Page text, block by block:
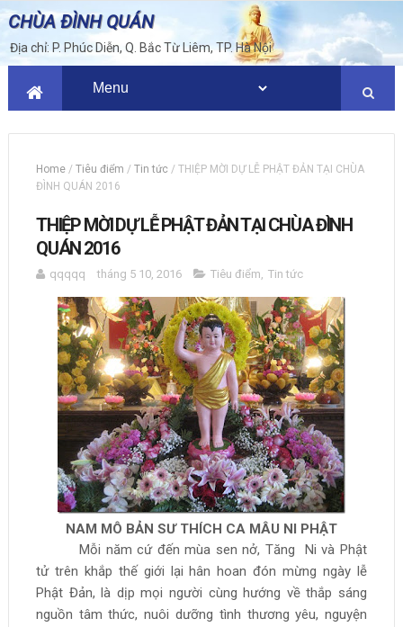
CHÙA ĐÌNH QUÁN
Địa chỉ: P. Phúc Diễn, Q. Bắc Từ Liêm, TP. Hà Nội
Home / Tiêu điểm / Tin tức / THIỆP MỜI DỰ LỄ PHẬT ĐẢN TẠI CHÙA
ĐÌNH QUÁN 2016
THIỆP MỜI DỰ LỄ PHẬT ĐẢN TẠI CHÙA ĐÌNH
QUÁN 2016
qqqqq tháng 5 10, 2016 Tiêu điểm, Tin tức
NAM MÔ BẢN SƯ THÍCH CA MÂU NI PHẬT
Mỗi năm cứ đến mùa sen nở, Tăng Ni và Phật
tử trên khắp thế giới lại hân hoan đón mừng ngày lễ
Phật Đản, là dịp mọi người cùng hướng về thắp sáng
nguồn tâm thức, nuôi dưỡng tình thương yêu, nguyện